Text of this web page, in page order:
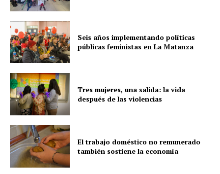
Seis años implementando políticas
públicas feministas en La Matanza
Tres mujeres, una salida: la vida
después de las violencias
El trabajo doméstico no remunerado
también sostiene la economía